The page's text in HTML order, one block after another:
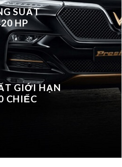
SUẤT
HP
GIỚI HẠN
CHIẾC